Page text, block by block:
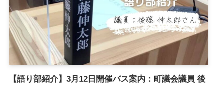
【語り部紹介】3月12日開催バス案内：町議会議員 後